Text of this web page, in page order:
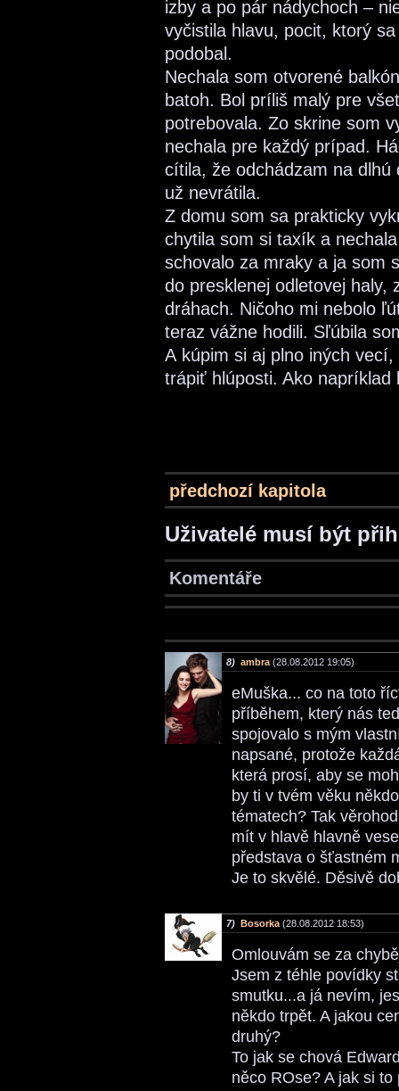
izby a po pár nádychoch –
vyčistila hlavu, pocit, ktorý
podobal.
Nechala som otvorené
batoh. Bol príliš malý pre
potrebovala. Zo skrine som
nechala pre každý prípad.
cítila, že odchádzam na
už nevrátila.
Z domu som sa prakticky
chytila som si taxík a
schovalo za mraky a ja som
do presklenej odletovej haly,
dráhach. Ničoho mi nebolo
teraz vážne hodili. Sľúbila
A kúpim si aj plno iných
trápiť hlúposti. Ako napríklad
předchozí kapitola
Uživatelé musí být
Komentáře
8) ambra (28.08.2012 19:05)
eMuška... co na toto
příběhem, který nás
spojovalo s mým
napsané, protože
která prosí, aby se
by ti v tvém věku
tématech? Tak
mít v hlavě hlavně
představa o šťastném
Je to skvělé. Děsivě
7) Bosorka (28.08.2012 18:53)
Omlouvám se za
Jsem z téhle povídky
smutku...a já nevím,
někdo trpět. A jakou
druhý?
To jak se chová
něco ROse? A jak si